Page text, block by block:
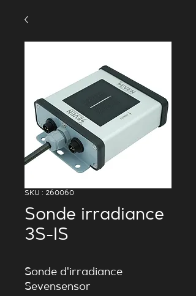
SKU : 260060
Sonde irradiance
3S-IS
Sonde d'irradiance
Sevensensor